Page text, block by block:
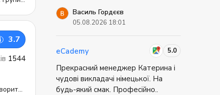
а
3.7
1544
поставити запитання якщо щось
не зрозумів чи можливо щось
доступній формі це пояснить. Все
сподобалось не має взагалі ніяких
непорощумінь, поати і вивчай
еімецьку мову. Дякую вам!
Василь Гордєєв
05.08.2026 18:01
eCademy 5.0
Прекрасний менеджер Катерина і
чудові викладачі німецької. На
будь-який смак. Професійно..